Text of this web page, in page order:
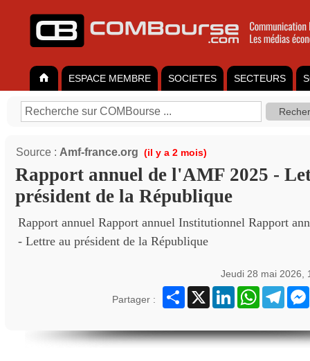
ESPACE MEMBRE SOCIETES SECTEURS
Source : Amf-france.org (il y a 2 mois)
Rapport annuel de l'AMF 2025 -
président de la République
Rapport annuel Rapport annuel Institutionnel Rapport
- Lettre au président de la République
Jeudi 28 mai 2026,
Partager :
Partager
X LinkedInWhatsApp